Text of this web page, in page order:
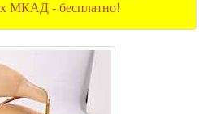
МКАД - бесплатно!